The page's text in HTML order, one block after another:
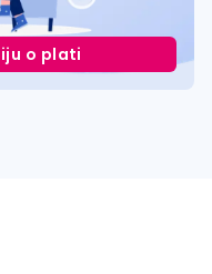
o plati